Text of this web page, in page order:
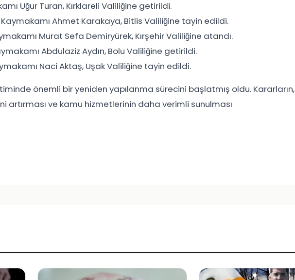
Uğur Turan, Kırklareli Valiliğine getirildi.
Ahmet Karakaya, Bitlis Valiliğine tayin edildi.
Murat Sefa Demiryürek, Kırşehir Valiliğine atandı.
Abdulaziz Aydın, Bolu Valiliğine getirildi.
Naci Aktaş, Uşak Valiliğine tayin edildi.
önemli bir yeniden yapılanma sürecini başlatmış oldu. Kararların,
artırması ve kamu hizmetlerinin daha verimli sunulması